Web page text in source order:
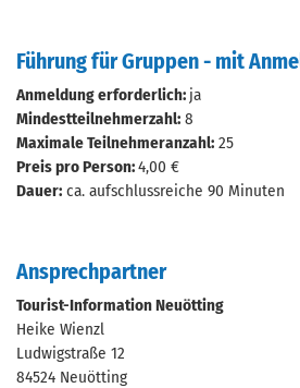
Führung für Gruppen - mit
Anmeldung erforderlich: ja
Mindestteilnehmerzahl: 8
Maximale Teilnehmeranzahl: 25
Preis pro Person:4,00 €
Dauer: ca. aufschlussreiche 90 Minuten
Ansprechpartner
Tourist-Information Neuötting
Heike Wienzl
Ludwigstraße 12
84524 Neuötting